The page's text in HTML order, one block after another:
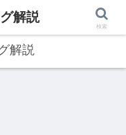
かりやすく解説！
解説
解説
検索